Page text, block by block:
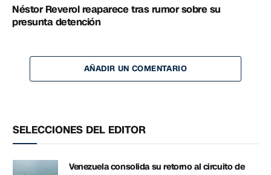
Néstor Reverol reaparece tras rumor sobre su
presunta detención
AÑADIR UN COMENTARIO
SELECCIONES DEL EDITOR
Venezuela consolida su retorno al circuito de